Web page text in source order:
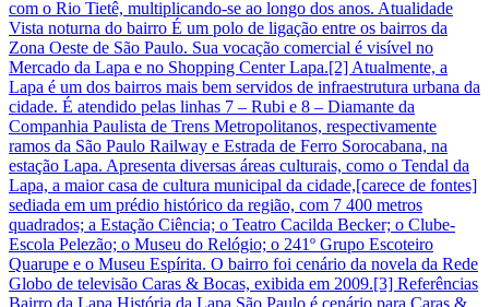
com o Rio Tietê, multiplicando-se ao longo dos anos. Atualidade
Vista noturna do bairro É um polo de ligação entre os bairros da
Zona Oeste de São Paulo. Sua vocação comercial é visível no
Mercado da Lapa e no Shopping Center Lapa.[2] Atualmente, a
Lapa é um dos bairros mais bem servidos de infraestrutura urbana da
cidade. É atendido pelas linhas 7 – Rubi e 8 – Diamante da
Companhia Paulista de Trens Metropolitanos, respectivamente
ramos da São Paulo Railway e Estrada de Ferro Sorocabana, na
estação Lapa. Apresenta diversas áreas culturais, como o Tendal da
Lapa, a maior casa de cultura municipal da cidade,[carece de fontes]
sediada em um prédio histórico da região, com 7 400 metros
quadrados; a Estação Ciência; o Teatro Cacilda Becker; o Clube-
Escola Pelezão; o Museu do Relógio; o 241º Grupo Escoteiro
Quarupe e o Museu Espírita. O bairro foi cenário da novela da Rede
Globo de televisão Caras & Bocas, exibida em 2009.[3] Referências